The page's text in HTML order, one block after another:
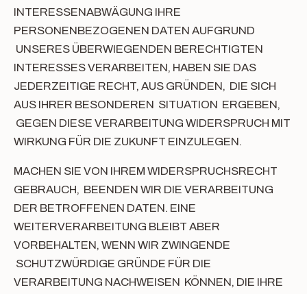
INTERESSENABWÄGUNG IHRE
PERSONENBEZOGENEN DATEN AUFGRUND
UNSERES ÜBERWIEGENDEN BERECHTIGTEN
INTERESSES VERARBEITEN, HABEN SIE DAS
JEDERZEITIGE RECHT, AUS GRÜNDEN, DIE SICH
AUS IHRER BESONDEREN SITUATION ERGEBEN,
GEGEN DIESE VERARBEITUNG WIDERSPRUCH MIT
WIRKUNG FÜR DIE ZUKUNFT EINZULEGEN.
MACHEN SIE VON IHREM WIDERSPRUCHSRECHT
GEBRAUCH, BEENDEN WIR DIE VERARBEITUNG
DER BETROFFENEN DATEN. EINE
WEITERVERARBEITUNG BLEIBT ABER
VORBEHALTEN, WENN WIR ZWINGENDE
SCHUTZWÜRDIGE GRÜNDE FÜR DIE
VERARBEITUNG NACHWEISEN KÖNNEN, DIE IHRE